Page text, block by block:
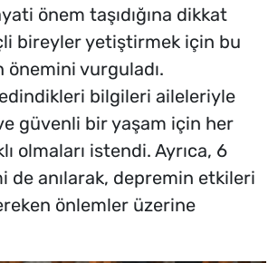
önem taşıdığına dikkat
bireyler yetiştirmek için bu
vurguladı.
bilgileri aileleriyle
güvenli bir yaşam için her
olmaları istendi. Ayrıca, 6
de anılarak, depremin etkileri
önlemler üzerine